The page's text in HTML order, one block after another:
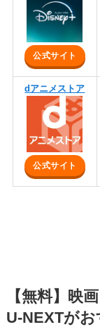
公式サイト
dアニメストア
公式サイト
【無料】映
U-NEXTがお